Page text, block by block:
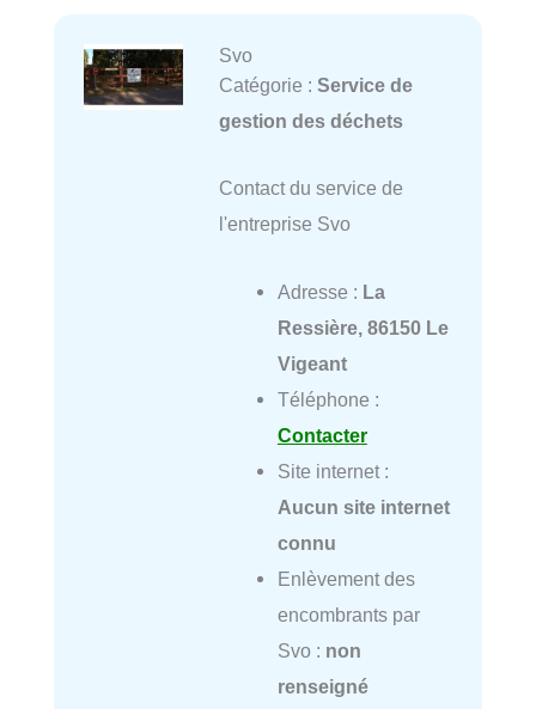
Svo
Catégorie : Service de
gestion des déchets
Contact du service de
l'entreprise Svo
Adresse : La
Ressière, 86150 Le
Vigeant
Téléphone :
Contacter
Site internet :
Aucun site internet
connu
Enlèvement des
encombrants par
Svo : non
renseigné